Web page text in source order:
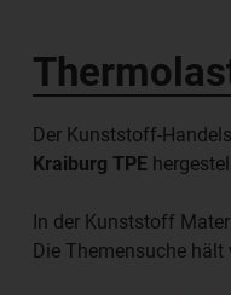
Der Kunststoff-
Kraiburg TPE
In der Kunststoff
Die Themensuche hält